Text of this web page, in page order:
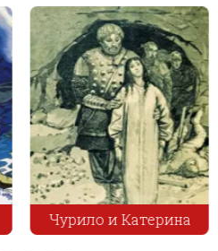
Чурило и Катерина